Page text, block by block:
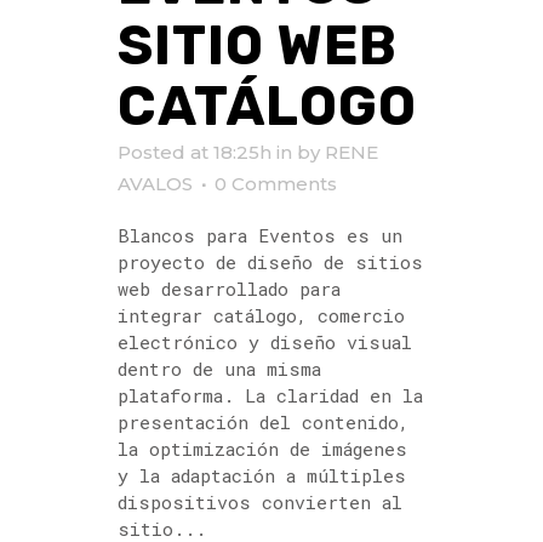
SITIO WEB
CATÁLOGO
Posted at 18:25h in by RENE
AVALOS
0 Comments
Blancos para Eventos es un
proyecto de diseño de sitios
web desarrollado para
integrar catálogo, comercio
electrónico y diseño visual
dentro de una misma
plataforma. La claridad en la
presentación del contenido,
la optimización de imágenes
y la adaptación a múltiples
dispositivos convierten al
sitio...